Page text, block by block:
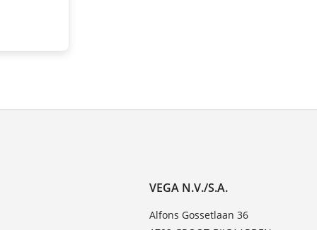
VEGA N.V./S.A.
Alfons Gossetlaan 36